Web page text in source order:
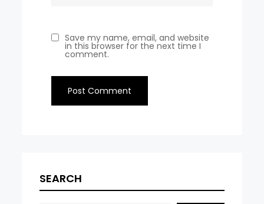
Save my name, email, and website
in this browser for the next time I
comment.
SEARCH